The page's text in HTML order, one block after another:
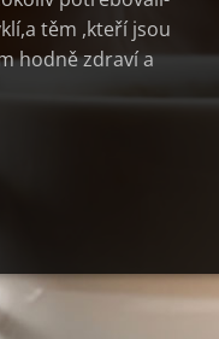
těm ,kteří jsou
hodně zdraví a